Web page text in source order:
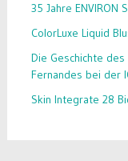
35 Jahre ENVIRON
ColorLuxe Liquid
Die Geschichte
Fernandes bei der
Skin Integrate 28